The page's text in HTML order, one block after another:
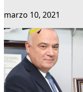
marzo 10, 2021